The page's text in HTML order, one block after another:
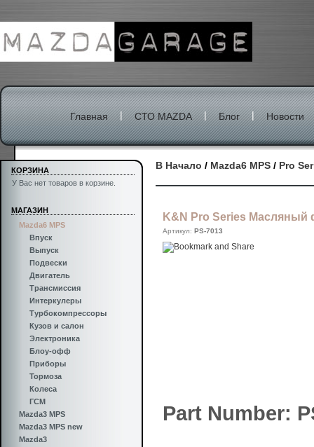
Главная | СТО MAZDA | Блог | Новости
КОРЗИНА
У Вас нет товаров в корзине.
МАГАЗИН
Mazda6 MPS
Впуск
Выпуск
Подвески
Двигатель
Трансмиссия
Интеркулеры
Турбокомпрессоры
Кузов и салон
Электроника
Блоу-офф
Приборы
Тормоза
Колеса
ГСМ
Mazda3 MPS
Mazda3 MPS new
Mazda3
В Начало / Mazda6 MPS / Pro
K&N Pro Series Масляный
Артикул: PS-7013
Part Number: